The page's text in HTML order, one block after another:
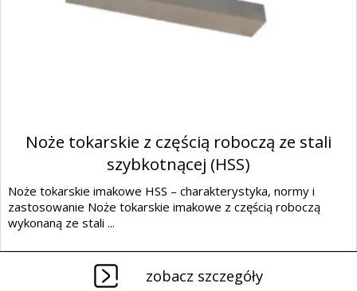
Noże tokarskie z częścią roboczą ze stali
szybkotnącej (HSS)
Noże tokarskie imakowe HSS – charakterystyka, normy i
zastosowanie Noże tokarskie imakowe z częścią roboczą
wykonaną ze stali ...
zobacz szczegóły